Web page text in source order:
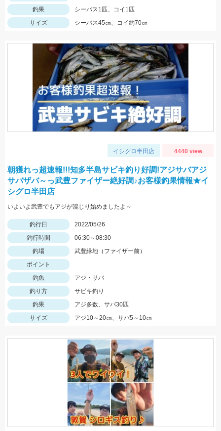
釣果
シーバス1匹、コイ1匹
サイズ
シーバス45㎝、コイ約70㎝
イシグロ半田店 4440 view
朝獲れっ超速報!!!知多半島サビキ釣り好調!アジサバアジ
サバザバ～っ武豊ファイザー絶好調♪お客様釣果情報★イ
シグロ半田店
いよいよ武豊でもアジが混じり始めましたよ～
釣行日
2022/05/26
釣行時間
06:30～08:30
釣場
武豊緑地（ファイザー前）
ポイント
釣魚
アジ・サバ
釣り方
サビキ釣り
釣果
アジ多数、サバ30匹
サイズ
アジ10～20㎝、サバ5～10㎝